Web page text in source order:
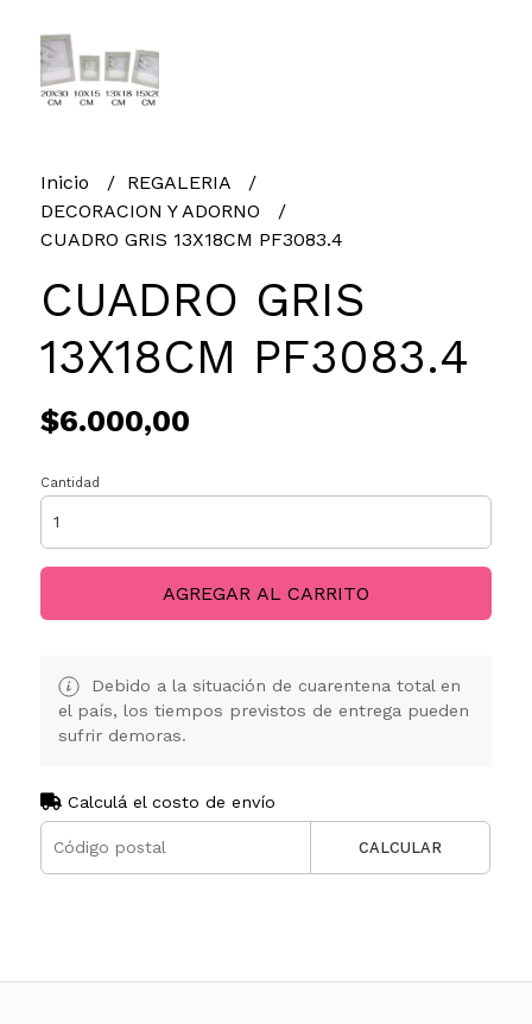
Inicio
REGALERIA
DECORACION Y ADORNO
CUADRO GRIS 13X18CM PF3083.4
CUADRO GRIS
13X18CM PF3083.4
$6.000,00
Cantidad
AGREGAR AL CARRITO
Debido a la situación de cuarentena total en
el país, los tiempos previstos de entrega pueden
sufrir demoras.
Calculá el costo de envío
CALCULAR